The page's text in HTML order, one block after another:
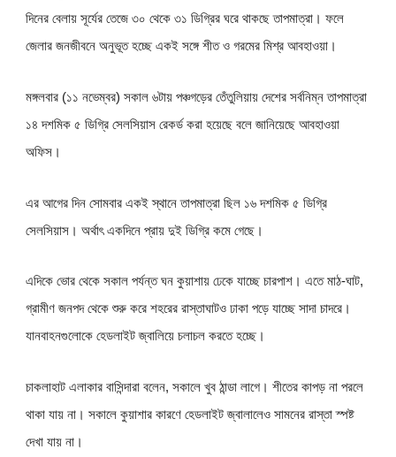
দিনের বেলায় সূর্যের তেজে ৩০ থেকে ৩১ ডিগ্রির ঘরে থাকছে তাপমাত্রা। ফলে
জেলার জনজীবনে অনুভূত হচ্ছে একই সঙ্গে শীত ও গরমের মিশ্র আবহাওয়া।
মঙ্গলবার (১১ নভেম্বর) সকাল ৬টায় পঞ্চগড়ের তেঁতুলিয়ায় দেশের সর্বনিম্ন তাপমাত্রা
১৪ দশমিক ৫ ডিগ্রি সেলসিয়াস রেকর্ড করা হয়েছে বলে জানিয়েছে আবহাওয়া
অফিস।
এর আগের দিন সোমবার একই স্থানে তাপমাত্রা ছিল ১৬ দশমিক ৫ ডিগ্রি
সেলসিয়াস। অর্থাৎ একদিনে প্রায় দুই ডিগ্রি কমে গেছে।
এদিকে ভোর থেকে সকাল পর্যন্ত ঘন কুয়াশায় ঢেকে যাচ্ছে চারপাশ। এতে মাঠ-ঘাট,
গ্রামীণ জনপদ থেকে শুরু করে শহরের রাস্তাঘাটও ঢাকা পড়ে যাচ্ছে সাদা চাদরে।
যানবাহনগুলোকে হেডলাইট জ্বালিয়ে চলাচল করতে হচ্ছে।
চাকলাহাট এলাকার বাসিন্দারা বলেন, সকালে খুব ঠান্ডা লাগে। শীতের কাপড় না পরলে
থাকা যায় না। সকালে কুয়াশার কারণে হেডলাইট জ্বালালেও সামনের রাস্তা স্পষ্ট
দেখা যায় না।